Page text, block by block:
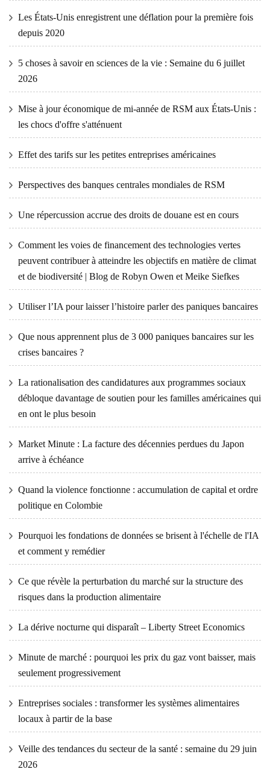
Les États-Unis enregistrent une déflation pour la première fois
depuis 2020
5 choses à savoir en sciences de la vie : Semaine du 6 juillet
2026
Mise à jour économique de mi-année de RSM aux États-Unis :
les chocs d'offre s'atténuent
Effet des tarifs sur les petites entreprises américaines
Perspectives des banques centrales mondiales de RSM
Une répercussion accrue des droits de douane est en cours
Comment les voies de financement des technologies vertes
peuvent contribuer à atteindre les objectifs en matière de climat
et de biodiversité | Blog de Robyn Owen et Meike Siefkes
Utiliser l’IA pour laisser l’histoire parler des paniques bancaires
Que nous apprennent plus de 3 000 paniques bancaires sur les
crises bancaires ?
La rationalisation des candidatures aux programmes sociaux
débloque davantage de soutien pour les familles américaines qui
en ont le plus besoin
Market Minute : La facture des décennies perdues du Japon
arrive à échéance
Quand la violence fonctionne : accumulation de capital et ordre
politique en Colombie
Pourquoi les fondations de données se brisent à l'échelle de l'IA
et comment y remédier
Ce que révèle la perturbation du marché sur la structure des
risques dans la production alimentaire
La dérive nocturne qui disparaît – Liberty Street Economics
Minute de marché : pourquoi les prix du gaz vont baisser, mais
seulement progressivement
Entreprises sociales : transformer les systèmes alimentaires
locaux à partir de la base
Veille des tendances du secteur de la santé : semaine du 29 juin
2026